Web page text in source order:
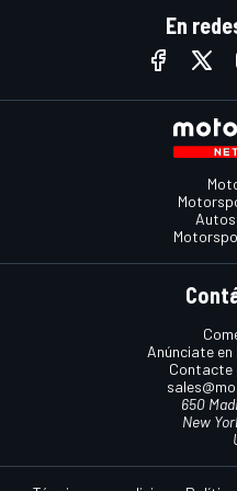
En
Anúnciate
Contacte
650
New